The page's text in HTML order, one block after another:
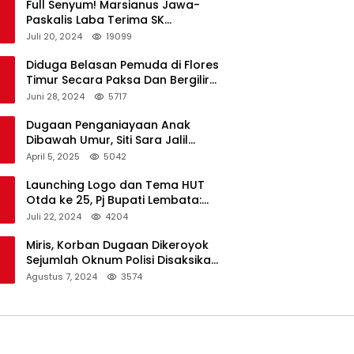
Full Senyum! Marsianus Jawa-
Paskalis Laba Terima SK
Dukungan Resmi Untuk Pilkada
Juli 20, 2024 19099
Diduga Belasan Pemuda di Flores
Timur Secara Paksa Dan Bergilir
Setubuhi Gadis di Bawah Umur
Juni 28, 2024 5717
Dugaan Penganiayaan Anak
Dibawah Umur, Siti Sara Jalil
Seorang Warga Desa Normal 1
April 5, 2025 5042
Launching Logo dan Tema HUT
Otda ke 25, Pj Bupati Lembata:
Tema ini Bukan Sekedar Refleksi
Juli 22, 2024 4204
Miris, Korban Dugaan Dikeroyok
Sejumlah Oknum Polisi Disaksikan
Istri
Agustus 7, 2024 3574